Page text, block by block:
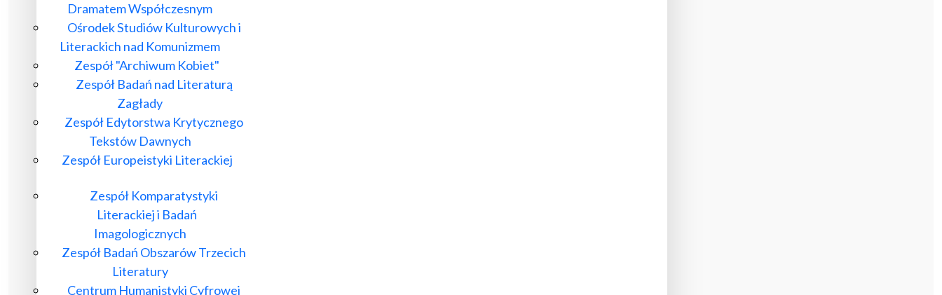
Dramatem Współczesnym
Ośrodek Studiów Kulturowych i
Literackich nad Komunizmem
Zespół "Archiwum Kobiet"
Zespół Badań nad Literaturą
Zagłady
Zespół Edytorstwa Krytycznego
Tekstów Dawnych
Zespół Europeistyki Literackiej
Zespół Komparatystyki
Literackiej i Badań
Imagologicznych
Zespół Badań Obszarów Trzecich
Literatury
Centrum Humanistyki Cyfrowej